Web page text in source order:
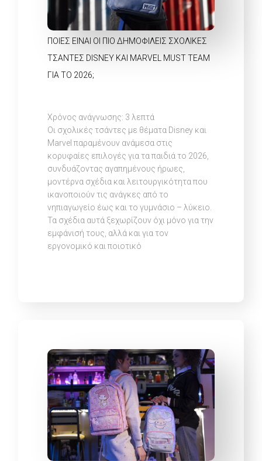
ΠΟΙΕΣ ΕΊΝΑΙ ΟΙ ΠΙΟ ΔΗΜΟΦΙΛΕΊΣ ΣΧΟΛΙΚΈΣ
ΤΣΆΝΤΕΣ DISNEY ΚΑΙ MARVEL MUST TEAM
ΓΙΑ ΤΟ 2026;
Χρόνος ανάγνωσης: 3 λεπτά
Οι σχολικές τσάντες με θέματα Disney και
Marvel παραμένουν ανάμεσα στις
κορυφαίες επιλογές για τα παιδιά το 2026,
συνδυάζοντας αγαπημένους ήρωες,
μοντέρνα σχέδια και λειτουργικότητα που
ικανοποιούν τις ανάγκες από το
νηπιαγωγείο έως και το γυμνάσιο – λύκειο.
Τα σχέδια αυτά ξεχωρίζουν όχι μόνο για την
εμφάνισή τους, αλλά και για τον
εργονομικό και ποιοτικό